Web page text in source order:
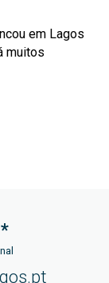
em Lagos
muitos